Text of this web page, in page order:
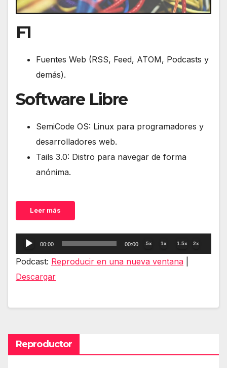
F1
Fuentes Web (RSS, Feed, ATOM, Podcasts y
demás).
Software Libre
SemiCode OS: Linux para programadores y
desarrolladores web.
Tails 3.0: Distro para navegar de forma
anónima.
Leer más
Reproductor
de
00:00 00:00 .5x 1x 1.5x 2x
Podcast: Reproducir en una nueva ventana
Descargar
Reproductor